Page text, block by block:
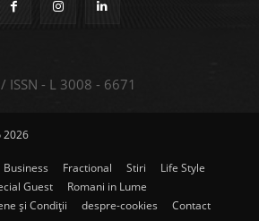
ISSN - L 3008 - 6671
2026
Business Fractional Stiri
Life Style
Guest
Romani in Lume
și Condiții despre-cookies Contact